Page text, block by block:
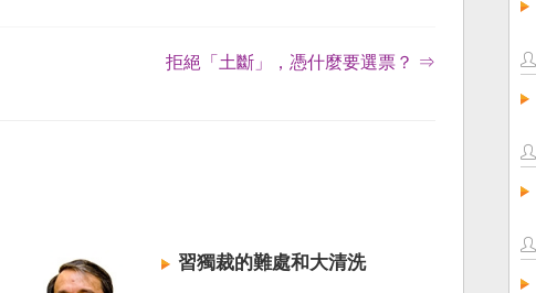
拒絕「土斷」，憑什麼要選票？ ⇒
習獨裁的難處和大清洗